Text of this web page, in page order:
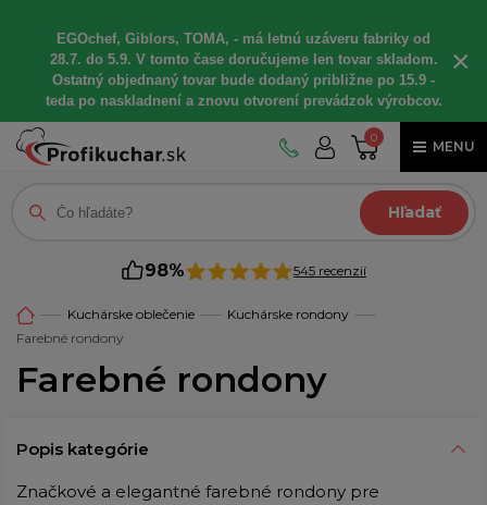
EGOchef, Giblors, TOMA, - má letnú uzáveru fabriky od
28.7. do 5.9. V tomto čase doručujeme len tovar skladom.
Ostatný objednaný tovar bude dodaný približne po 15.9 -
teda po naskladnení a znovu otvorení prevádzok výrobcov.
×
0
MENU
Hľadať
98% 545 recenzií
Kuchárske oblečenie
Kuchárske rondony
Farebné rondony
Farebné rondony
Popis kategórie
Značkové a elegantné farebné rondony pre